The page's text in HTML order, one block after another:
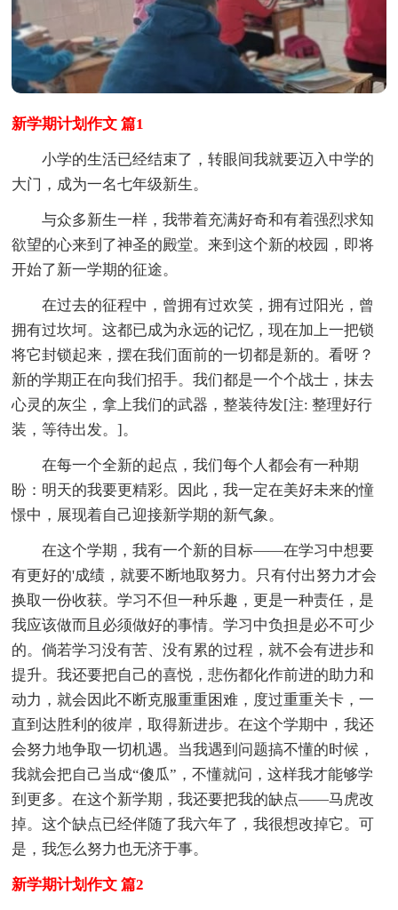
新学期计划作文 篇1
小学的生活已经结束了，转眼间我就要迈入中学的
大门，成为一名七年级新生。
与众多新生一样，我带着充满好奇和有着强烈求知
欲望的心来到了神圣的殿堂。来到这个新的校园，即将
开始了新一学期的征途。
在过去的征程中，曾拥有过欢笑，拥有过阳光，曾
拥有过坎坷。这都已成为永远的记忆，现在加上一把锁
将它封锁起来，摆在我们面前的一切都是新的。看呀？
新的学期正在向我们招手。我们都是一个个战士，抹去
心灵的灰尘，拿上我们的武器，整装待发[注: 整理好行
装，等待出发。]。
在每一个全新的起点，我们每个人都会有一种期
盼：明天的我要更精彩。因此，我一定在美好未来的憧
憬中，展现着自己迎接新学期的新气象。
在这个学期，我有一个新的目标——在学习中想要
有更好的'成绩，就要不断地取努力。只有付出努力才会
换取一份收获。学习不但一种乐趣，更是一种责任，是
我应该做而且必须做好的事情。学习中负担是必不可少
的。倘若学习没有苦、没有累的过程，就不会有进步和
提升。我还要把自己的喜悦，悲伤都化作前进的助力和
动力，就会因此不断克服重重困难，度过重重关卡，一
直到达胜利的彼岸，取得新进步。在这个学期中，我还
会努力地争取一切机遇。当我遇到问题搞不懂的时候，
我就会把自己当成“傻瓜”，不懂就问，这样我才能够学
到更多。在这个新学期，我还要把我的缺点——马虎改
掉。这个缺点已经伴随了我六年了，我很想改掉它。可
是，我怎么努力也无济于事。
新学期计划作文 篇2